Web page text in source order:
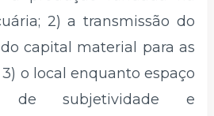
2) a transmissão do
capital material para as
o local enquanto espaço
de subjetividade e